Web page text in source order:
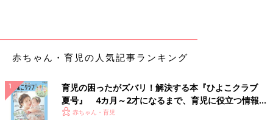
チン』や、抗体が全身に行きわたりやすくなるといわれる皮膚の
が進められています。そして2003年に吸入式のワクチン『フル
ミスト』が登場し、日本でも認可されるといわれていました。し
かし昨年、皮下注射ワクチンよりも効果が劣るというデータが出
赤ちゃん・育児の人気記事ランキング
育児の困ったがズバリ！解決する本『ひよこクラブ
夏号』 4カ月～2才になるまで、育児に役立つ情報が
いっぱい！
赤ちゃん・育児